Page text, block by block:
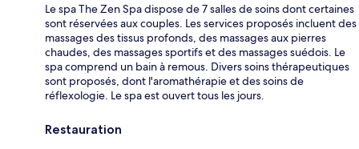
Le spa The Zen Spa dispose de 7 salles de soins dont certaines
sont réservées aux couples. Les services proposés incluent des
massages des tissus profonds, des massages aux pierres
chaudes, des massages sportifs et des massages suédois. Le
spa comprend un bain à remous. Divers soins thérapeutiques
sont proposés, dont l'aromathérapie et des soins de
réflexologie. Le spa est ouvert tous les jours.
Restauration